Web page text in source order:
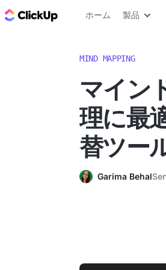
ClickUp ブログ
ホーム 製品
MIND MAPPING
マイン
理に最
替ツー
Garima Behal